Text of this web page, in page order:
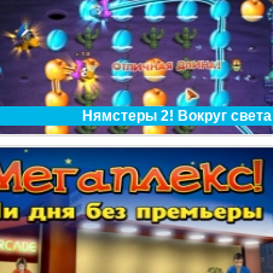
Нямстеры 2! Вокруг света